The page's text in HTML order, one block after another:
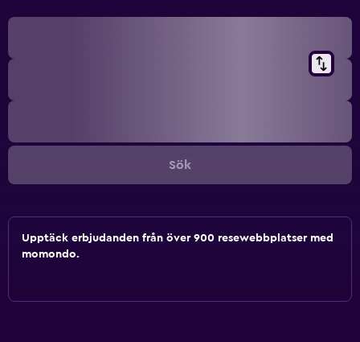
Sök
Upptäck erbjudanden från över 900 resewebbplatser med
momondo.